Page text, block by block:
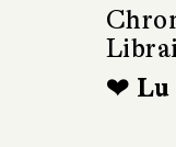
❤ Lu